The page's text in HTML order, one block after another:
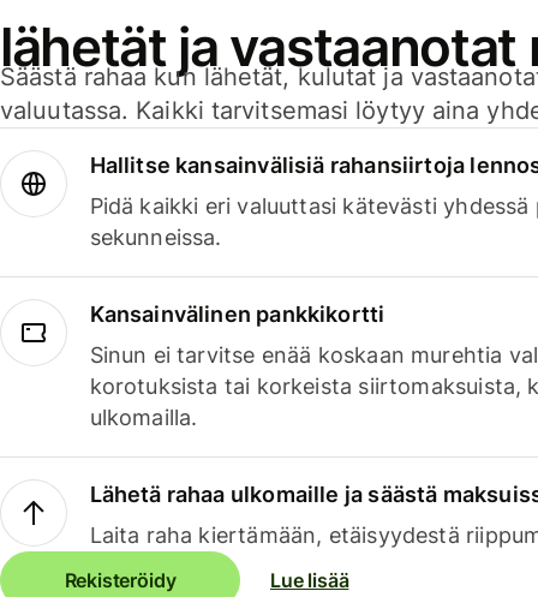
lähetät ja vastaanotat
Säästä rahaa kun lähetät, kulutat ja
valuutassa. Kaikki tarvitsemasi löytyy aina
Hallitse kansainvälisiä rahansiirtoja
Pidä kaikki eri valuuttasi kätevästi yhdessä
sekunneissa.
Kansainvälinen pankkikortti
Sinun ei tarvitse enää koskaan murehtia
korotuksista tai korkeista siirtomaksuista,
ulkomailla.
Lähetä rahaa ulkomaille ja säästä
Laita raha kiertämään, etäisyydestä
Rekisteröidy Lue lisää